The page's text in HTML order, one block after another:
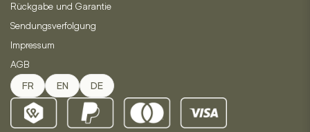
Rückgabe und Garantie
Sendungsverfolgung
Impressum
AGB
FR EN DE